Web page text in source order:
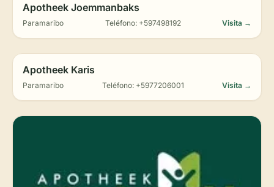
Apotheek Joemmanbaks
Paramaribo Teléfono: +597498192 Visita →
Apotheek Karis
Paramaribo Teléfono: +5977206001 Visita →